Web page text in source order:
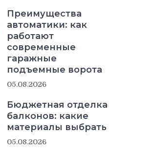
Преимущества
автоматики: как
работают
современные
гаражные
подъемные ворота
05.08.2026
Бюджетная отделка
балконов: какие
материалы выбрать
05.08.2026